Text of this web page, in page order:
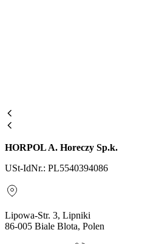
HORPOL A. Horeczy Sp.k.
USt-IdNr.: PL5540394086
Lipowa-Str. 3, Lipniki
86-005 Biale Blota, Polen